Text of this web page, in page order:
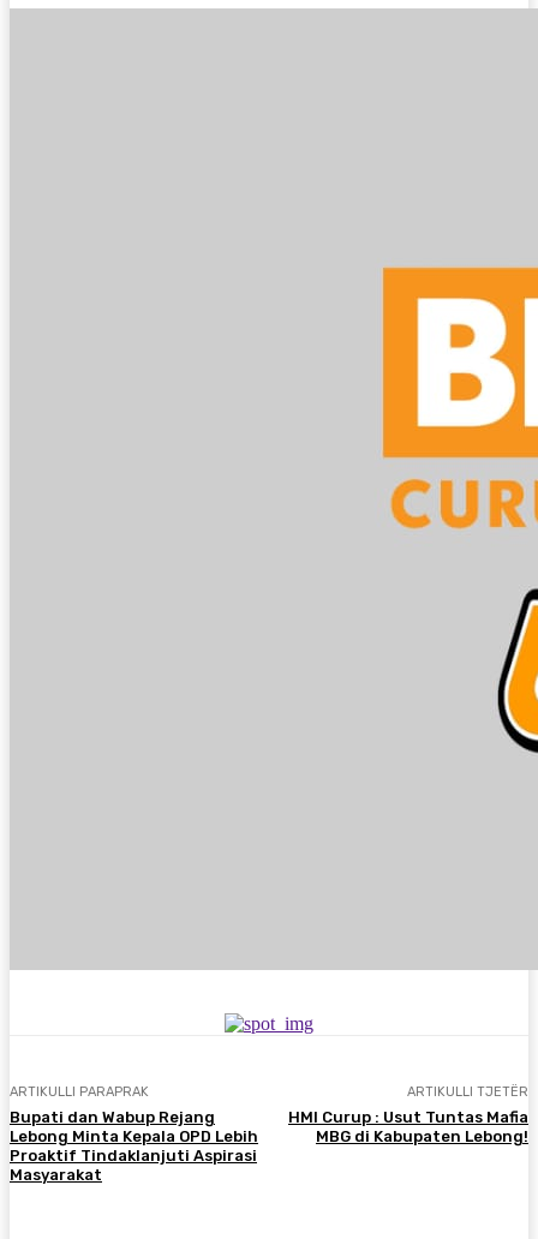
ARTIKULLI PARAPRAK
Bupati dan Wabup Rejang
Lebong Minta Kepala OPD Lebih
Proaktif Tindaklanjuti Aspirasi
Masyarakat
ARTIKULLI TJETËR
HMI Curup : Usut Tuntas Mafia
MBG di Kabupaten Lebong!